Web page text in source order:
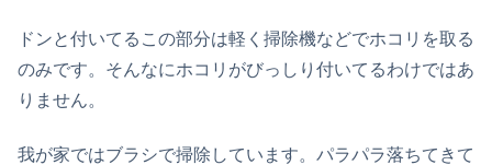
ドンと付いてるこの部分は軽く掃除機などでホコリを取る
のみです。そんなにホコリがびっしり付いてるわけではあ
りません。
我が家ではブラシで掃除しています。パラパラ落ちてきて